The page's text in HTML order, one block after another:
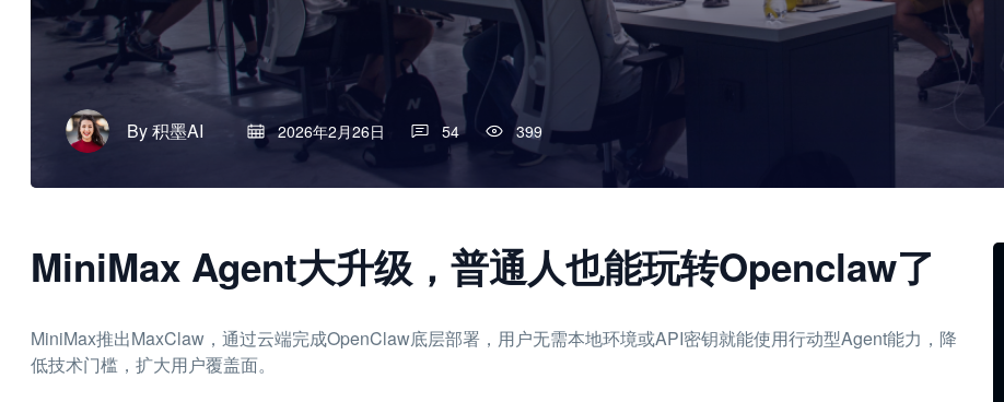
By积墨AI 2026年2月26日 54 399
MiniMax Agent大升级，普通人也能玩转Openclaw了
MiniMax推出MaxClaw，通过云端完成OpenClaw底层部署，用户无需本地环境或API密钥就能使用行动型Agent能力，降
低技术门槛，扩大用户覆盖面。